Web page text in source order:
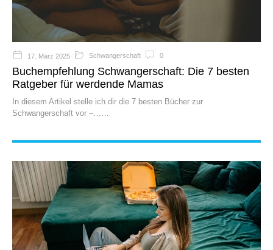
17. März 2025 Schwangerschaft 0
Buchempfehlung Schwangerschaft: Die 7 besten
Ratgeber für werdende Mamas
In diesem Artikel stelle ich dir die 7 besten Bücher zur
Schwangerschaft vor –…